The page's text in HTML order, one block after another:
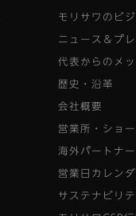
モリサワのビ
ニュース＆プ
代表からのメ
歴史・沿革
会社概要
営業所・ショ
海外パートナ
営業日カレン
サステナビリテ